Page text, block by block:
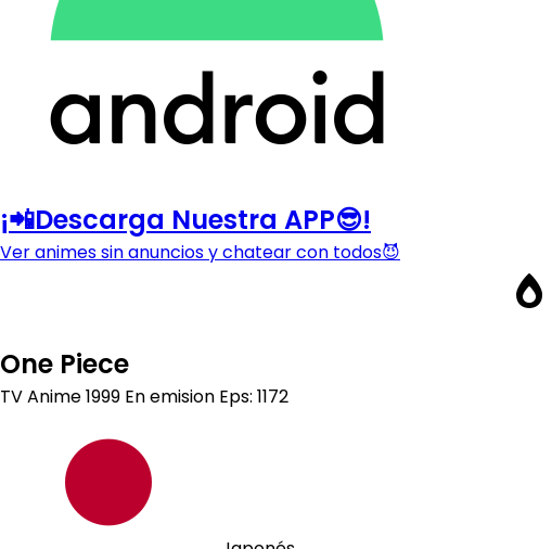
¡📲Descarga Nuestra APP😎!
Ver animes sin anuncios y chatear con todos😈
One Piece
TV Anime1999 En emision Eps: 1172